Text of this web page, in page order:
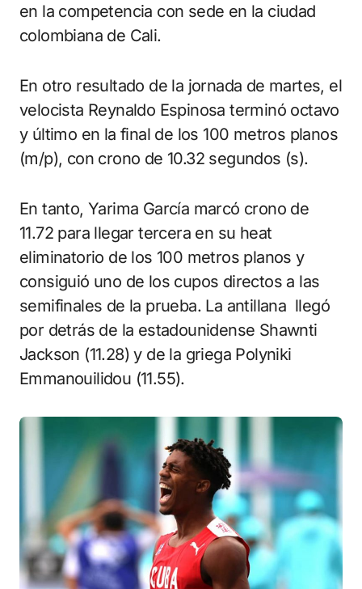
en la competencia con sede en la ciudad
colombiana de Cali.
En otro resultado de la jornada de martes, el
velocista Reynaldo Espinosa terminó octavo
y último en la final de los 100 metros planos
(m/p), con crono de 10.32 segundos (s).
En tanto, Yarima García marcó crono de
11.72 para llegar tercera en su heat
eliminatorio de los 100 metros planos y
consiguió uno de los cupos directos a las
semifinales de la prueba. La antillana llegó
por detrás de la estadounidense Shawnti
Jackson (11.28) y de la griega Polyniki
Emmanouilidou (11.55).